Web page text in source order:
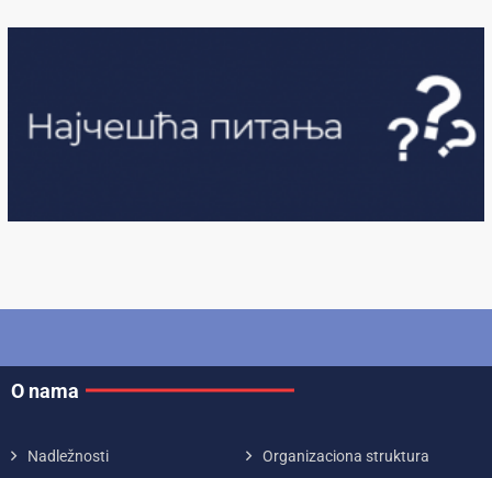
O nama
Nadležnosti Organizaciona struktura